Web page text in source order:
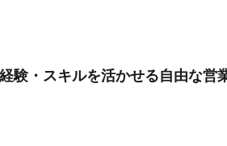
験・スキルを活かせる自由な営